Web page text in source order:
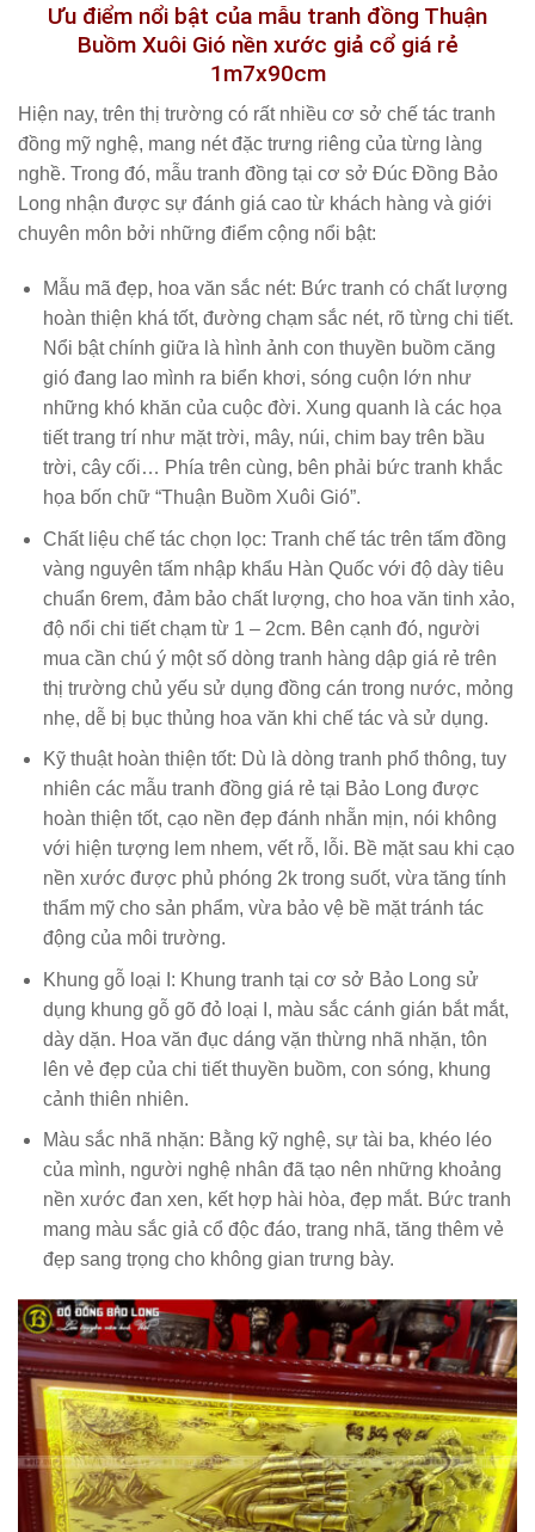
Ưu điểm nổi bật của mẫu tranh đồng Thuận
Buồm Xuôi Gió nền xước giả cổ giá rẻ
1m7x90cm
Hiện nay, trên thị trường có rất nhiều cơ sở chế tác tranh
đồng mỹ nghệ, mang nét đặc trưng riêng của từng làng
nghề. Trong đó, mẫu tranh đồng tại cơ sở Đúc Đồng Bảo
Long nhận được sự đánh giá cao từ khách hàng và giới
chuyên môn bởi những điểm cộng nổi bật:
Mẫu mã đẹp, hoa văn sắc nét: Bức tranh có chất lượng
hoàn thiện khá tốt, đường chạm sắc nét, rõ từng chi tiết.
Nổi bật chính giữa là hình ảnh con thuyền buồm căng
gió đang lao mình ra biển khơi, sóng cuộn lớn như
những khó khăn của cuộc đời. Xung quanh là các họa
tiết trang trí như mặt trời, mây, núi, chim bay trên bầu
trời, cây cối… Phía trên cùng, bên phải bức tranh khắc
họa bốn chữ “Thuận Buồm Xuôi Gió”.
Chất liệu chế tác chọn lọc: Tranh chế tác trên tấm đồng
vàng nguyên tấm nhập khẩu Hàn Quốc với độ dày tiêu
chuẩn 6rem, đảm bảo chất lượng, cho hoa văn tinh xảo,
độ nổi chi tiết chạm từ 1 – 2cm. Bên cạnh đó, người
mua cần chú ý một số dòng tranh hàng dập giá rẻ trên
thị trường chủ yếu sử dụng đồng cán trong nước, mỏng
nhẹ, dễ bị bục thủng hoa văn khi chế tác và sử dụng.
Kỹ thuật hoàn thiện tốt: Dù là dòng tranh phổ thông, tuy
nhiên các mẫu tranh đồng giá rẻ tại Bảo Long được
hoàn thiện tốt, cạo nền đẹp đánh nhẵn mịn, nói không
với hiện tượng lem nhem, vết rỗ, lỗi. Bề mặt sau khi cạo
nền xước được phủ phóng 2k trong suốt, vừa tăng tính
thẩm mỹ cho sản phẩm, vừa bảo vệ bề mặt tránh tác
động của môi trường.
Khung gỗ loại I : Khung tranh tại cơ sở Bảo Long sử
dụng khung gỗ gõ đỏ loại I, màu sắc cánh gián bắt mắt,
dày dặn. Hoa văn đục dáng vặn thừng nhã nhặn, tôn
lên vẻ đẹp của chi tiết thuyền buồm, con sóng, khung
cảnh thiên nhiên.
Màu sắc nhã nhặn: Bằng kỹ nghệ, sự tài ba, khéo léo
của mình, người nghệ nhân đã tạo nên những khoảng
nền xước đan xen, kết hợp hài hòa, đẹp mắt. Bức tranh
mang màu sắc giả cổ độc đáo, trang nhã, tăng thêm vẻ
đẹp sang trọng cho không gian trưng bày.